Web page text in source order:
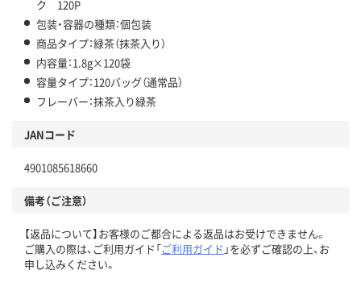
ク 120P
包装・容器の種類：個包装
商品タイプ：緑茶（抹茶入り）
内容量：1.8g×120袋
容量タイプ：120バッグ（通常品）
フレーバー：抹茶入り緑茶
JANコード
4901085618660
備考（ご注意）
【返品について】お客様のご都合による返品はお受けできません。
ご購入の際は、ご利用ガイド「ご利用ガイド 」を必ずご確認の上、お
申し込みください。